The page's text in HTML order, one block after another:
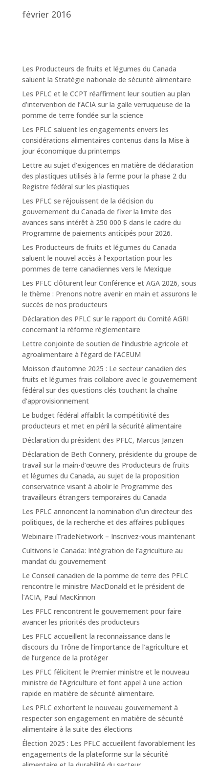
février 2016
Les Producteurs de fruits et légumes du Canada
saluent la Stratégie nationale de sécurité alimentaire
Les PFLC et le CCPT réaffirment leur soutien au plan
d’intervention de l’ACIA sur la galle verruqueuse de la
pomme de terre fondée sur la science
Les PFLC saluent les engagements envers les
considérations alimentaires contenus dans la Mise à
jour économique du printemps
Lettre au sujet d’exigences en matière de déclaration
des plastiques utilisés à la ferme pour la phase 2 du
Registre fédéral sur les plastiques
Les PFLC se réjouissent de la décision du
gouvernement du Canada de fixer la limite des
avances sans intérêt à 250 000 $ dans le cadre du
Programme de paiements anticipés pour 2026.
Les Producteurs de fruits et légumes du Canada
saluent le nouvel accès à l’exportation pour les
pommes de terre canadiennes vers le Mexique
Les PFLC clôturent leur Conférence et AGA 2026, sous
le thème : Prenons notre avenir en main et assurons le
succès de nos producteurs
Déclaration des PFLC sur le rapport du Comité AGRI
concernant la réforme réglementaire
Lettre conjointe de soutien de l’industrie agricole et
agroalimentaire à l’égard de l’ACEUM
Moisson d’automne 2025 : Le secteur canadien des
fruits et légumes frais collabore avec le gouvernement
fédéral sur des questions clés touchant la chaîne
d’approvisionnement
Le budget fédéral affaiblit la compétitivité des
producteurs et met en péril la sécurité alimentaire
Déclaration du président des PFLC, Marcus Janzen
Déclaration de Beth Connery, présidente du groupe de
travail sur la main-d’œuvre des Producteurs de fruits
et légumes du Canada, au sujet de la proposition
conservatrice visant à abolir le Programme des
travailleurs étrangers temporaires du Canada
Les PFLC annoncent la nomination d’un directeur des
politiques, de la recherche et des affaires publiques
Webinaire iTradeNetwork – Inscrivez-vous maintenant
Cultivons le Canada: Intégration de l’agriculture au
mandat du gouvernement
Le Conseil canadien de la pomme de terre des PFLC
rencontre le ministre MacDonald et le président de
l’ACIA, Paul MacKinnon
Les PFLC rencontrent le gouvernement pour faire
avancer les priorités des producteurs
Les PFLC accueillent la reconnaissance dans le
discours du Trône de l’importance de l’agriculture et
de l’urgence de la protéger
Les PFLC félicitent le Premier ministre et le nouveau
ministre de l’Agriculture et font appel à une action
rapide en matière de sécurité alimentaire.
Les PFLC exhortent le nouveau gouvernement à
respecter son engagement en matière de sécurité
alimentaire à la suite des élections
Élection 2025 : Les PFLC accueillent favorablement les
engagements de la plateforme sur la sécurité